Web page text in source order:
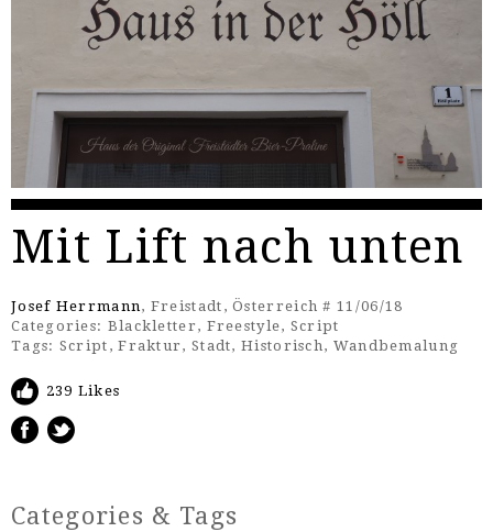
Mit Lift nach unten
Josef Herrmann, Freistadt, Österreich # 11/06/18
Categories: Blackletter , Freestyle, Script
Tags: Script ,Fraktur , Stadt,Historisch, Wandbemalung
239 Likes
Categories & Tags